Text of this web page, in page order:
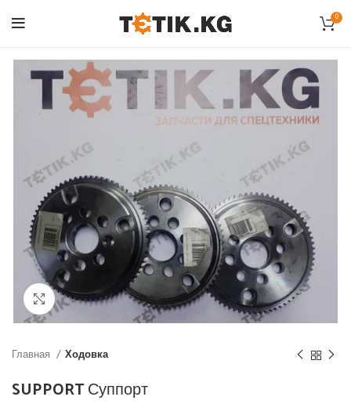
0
Click to enlarge
Главная Ходовка
SUPPORT Суппорт